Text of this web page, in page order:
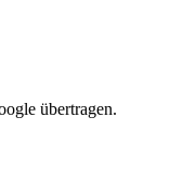
übertragen.